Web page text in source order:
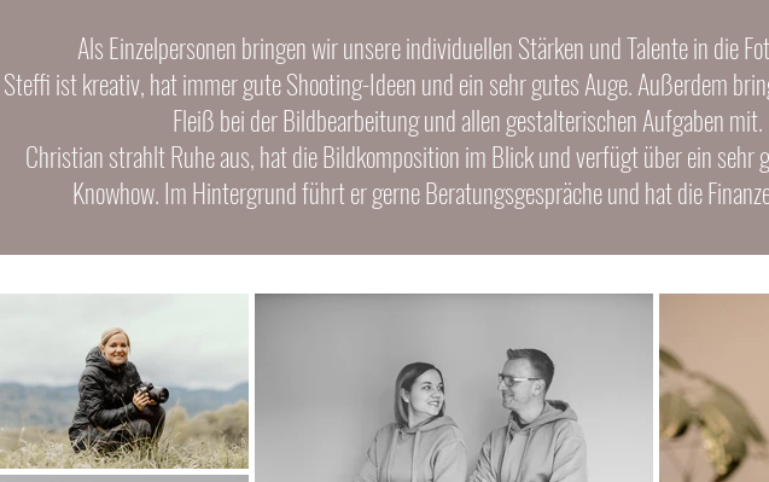
Als Einzelpersonen bringen wir unsere individuellen Stärken und Talente in die
Steffi ist kreativ, hat immer gute Shooting-Ideen und ein sehr gutes Auge. Außerdem
Fleiß bei der Bildbearbeitung und allen gestalterischen Aufgaben mit.
Christian strahlt Ruhe aus, hat die Bildkomposition im Blick und verfügt über ein sehr
Knowhow. Im Hintergrund führt er gerne Beratungsgespräche und hat die